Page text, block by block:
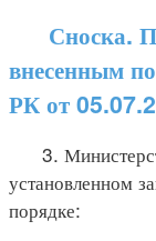
Сноска.
внесенным
РК от
3.
установленном
порядке: